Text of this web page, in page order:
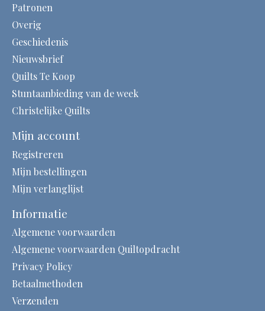
Patronen
Overig
Geschiedenis
Nieuwsbrief
Quilts Te Koop
Stuntaanbieding van de week
Christelijke Quilts
Mijn account
Registreren
Mijn bestellingen
Mijn verlanglijst
Informatie
Algemene voorwaarden
Algemene voorwaarden Quiltopdracht
Privacy Policy
Betaalmethoden
Verzenden